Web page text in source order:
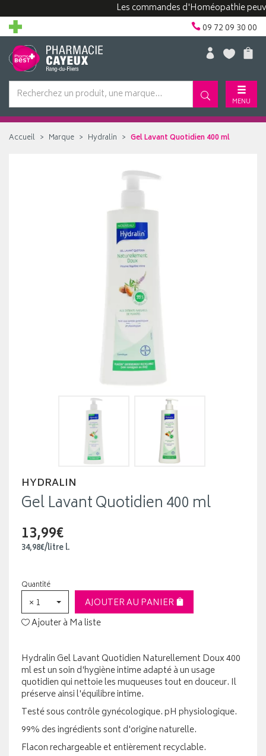
Les commandes d'Homéopathie peuvent
09 72 09 30 00
MENU
Accueil Marque Hydralin Gel Lavant Quotidien 400 ml
HYDRALIN
Gel Lavant Quotidien 400 ml
13,99€
34,98€/litrel.
Quantité
× 1
AJOUTER AU PANIER
Ajouter à Ma liste
Hydralin Gel Lavant Quotidien Naturellement Doux 400
ml est un soin d'hygiène intime adapté à un usage
quotidien qui nettoie les muqueuses tout en douceur. Il
préserve ainsi l'équilibre intime.
Testé sous contrôle gynécologique. pH physiologique.
99% des ingrédients sont d'origine naturelle.
Flacon rechargeable et entièrement recyclable.